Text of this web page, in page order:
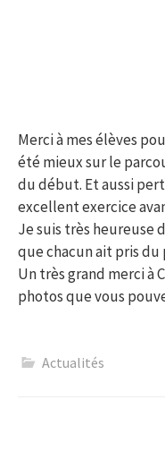
Merci à mes élèves
été mieux sur le
du début. Et aussi
excellent exercice
Je suis très heureuse
que chacun ait pris du
Un très grand merci à
photos que vous
Actualités